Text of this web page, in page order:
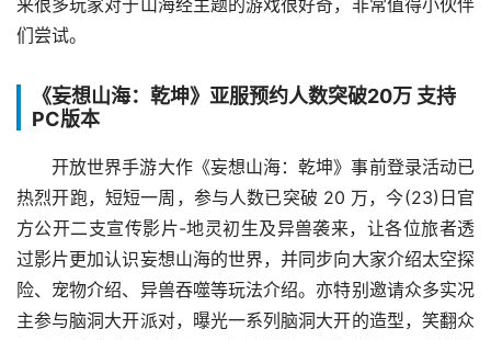
来很多玩家对于山海经主题的游戏很好奇，非常值得小伙伴
们尝试。
《妄想山海：乾坤》亚服预约人数突破20万 支持
PC版本
开放世界手游大作《妄想山海：乾坤》事前登录活动已
热烈开跑，短短一周，参与人数已突破 20 万，今(23)日官
方公开二支宣传影片-地灵初生及异兽袭来，让各位旅者透
过影片更加认识妄想山海的世界，并同步向大家介绍太空探
险、宠物介绍、异兽吞噬等玩法介绍。亦特别邀请众多实况
主参与脑洞大开派对，曝光一系列脑洞大开的造型，笑翻众